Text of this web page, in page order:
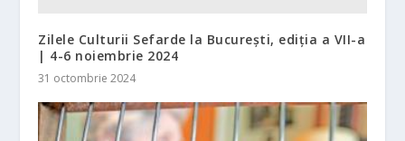
Zilele Culturii Sefarde la București, ediția a VII-a
| 4-6 noiembrie 2024
31 octombrie 2024